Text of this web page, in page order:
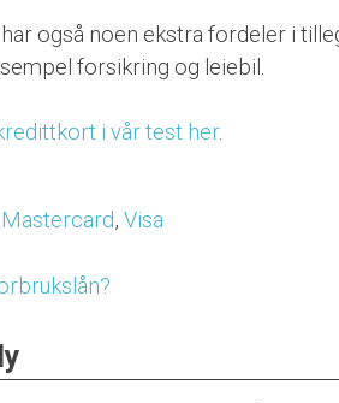
også noen ekstra fordeler i
forsikring og leiebil.
i vår test her.
Mastercard, Visa